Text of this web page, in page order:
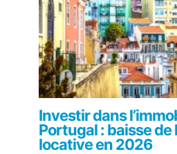
Investir dans
Portugal : baisse
locative en 2026